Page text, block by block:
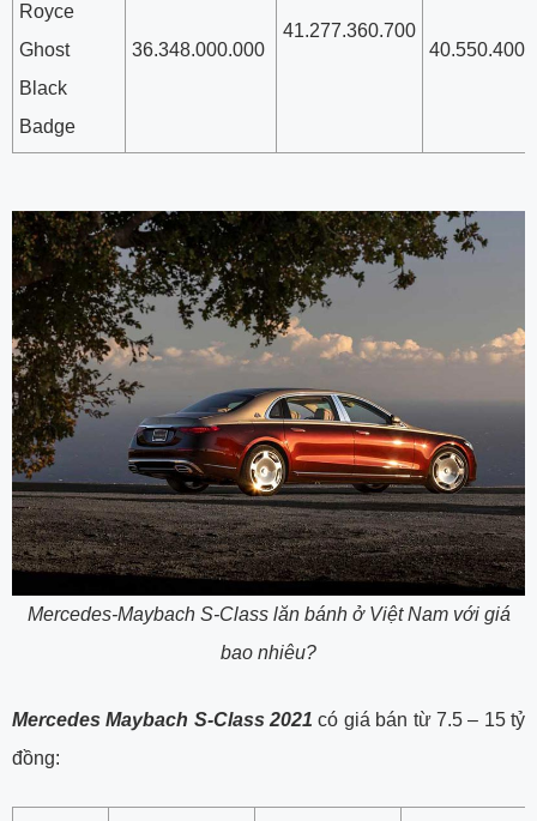
Royce
Ghost
Black
Badge
36.348.000.000
41.277.360.700
Mercedes-Maybach S-Class lăn bánh ở Việt Nam với giá
bao nhiêu?
Mercedes Maybach S-Class 2021 có giá bán từ 7.5 – 15 tỷ
đồng: